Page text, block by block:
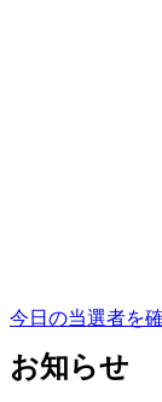
今日の当選者を
お知らせ